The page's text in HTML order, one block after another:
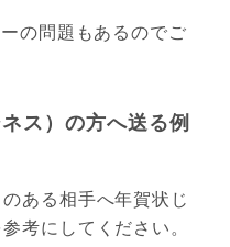
の問題もあるのでご
ス）の方へ送る例
ある相手へ年賀状じ
考にしてください。